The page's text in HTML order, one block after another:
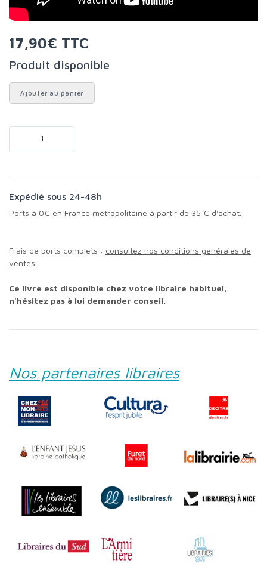
17,90€ TTC
Produit disponible
Ajouter au panier
Expédié sous 24-48h
Ports à 0€ en France métropolitaine à partir de 35 € d'achat.
Frais de ports complets : consultez nos conditions générales de
ventes.
Ce livre est disponible chez votre libraire habituel,
n'hésitez pas à lui demander conseil.
Nos partenaires libraires